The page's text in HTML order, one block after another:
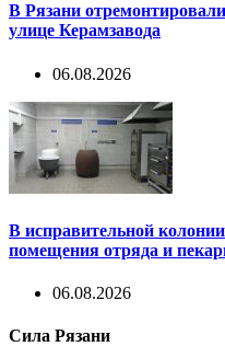
В Рязани
улице Керамзавода
06.08.2026
В исправительной
помещения отряда и
06.08.2026
Сила Рязани